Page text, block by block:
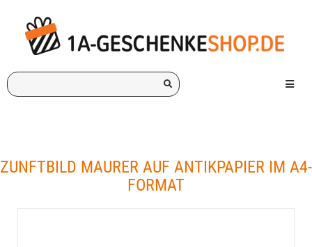
Ich
suche
Menü
ZUNFTBILD MAURER AUF ANTIKPAPIER IM A4-
FORMAT